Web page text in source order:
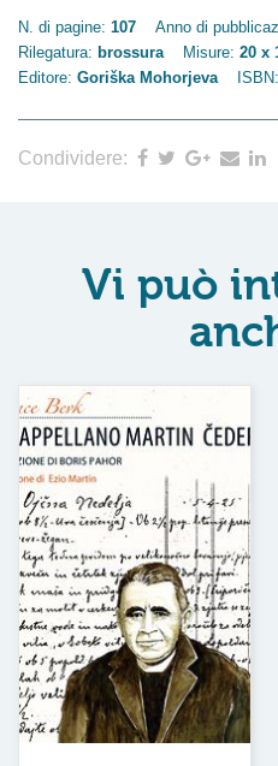
N. di pagine: 107 Anno di
Rilegatura: brossura Misure: 20 x
Editore: Goriška Mohorjeva ISBN:
Condividere:
Vi può